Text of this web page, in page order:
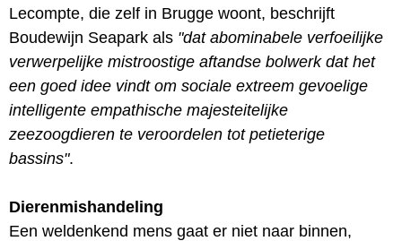
Lecompte, die zelf in Brugge woont, beschrijft
Boudewijn Seapark als "dat abominabele verfoeilijke
verwerpelijke mistroostige aftandse bolwerk dat het
een goed idee vindt om sociale extreem gevoelige
intelligente empathische majesteitelijke
zeezoogdieren te veroordelen tot petieterige
bassins".
Dierenmishandeling
Een weldenkend mens gaat er niet naar binnen,